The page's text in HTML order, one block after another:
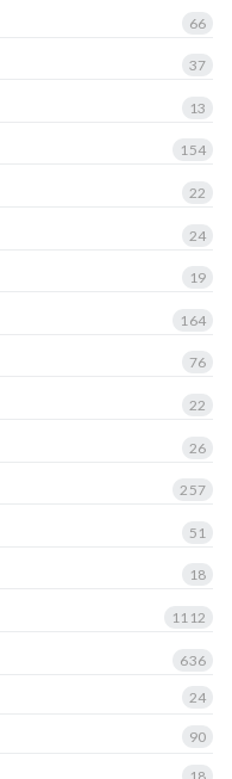
66
37
13
154
22
24
19
164
76
22
26
257
51
18
1112
636
24
90